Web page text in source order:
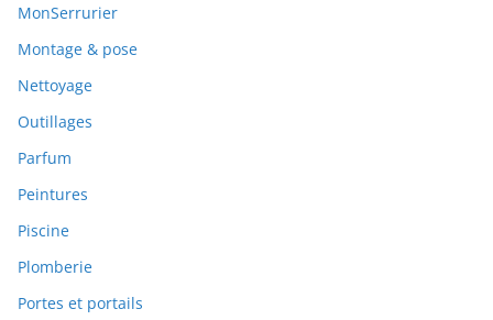
MonSerrurier
Montage & pose
Nettoyage
Outillages
Parfum
Peintures
Piscine
Plomberie
Portes et portails